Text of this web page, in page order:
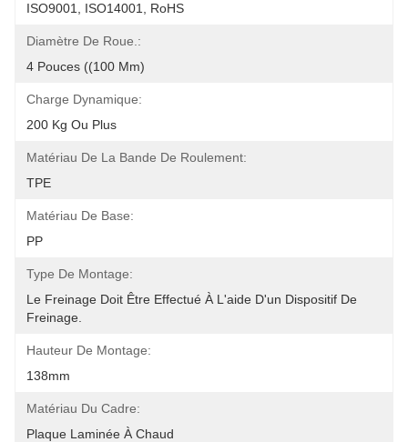
ISO9001, ISO14001, RoHS
Diamètre De Roue.:
4 Pouces ((100 Mm)
Charge Dynamique:
200 Kg Ou Plus
Matériau De La Bande De Roulement:
TPE
Matériau De Base:
PP
Type De Montage:
Le Freinage Doit Être Effectué À L'aide D'un Dispositif De
Freinage.
Hauteur De Montage:
138mm
Matériau Du Cadre:
Plaque Laminée À Chaud